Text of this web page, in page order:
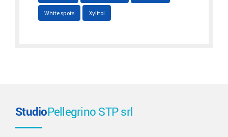
White spots Xylitol
StudioPellegrino STP srl